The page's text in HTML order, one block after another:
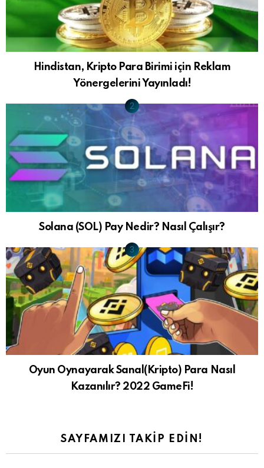
Hindistan, Kripto Para Birimi için Reklam
Yönergelerini Yayınladı!
Solana (SOL) Pay Nedir? Nasıl Çalışır?
Oyun Oynayarak Sanal(Kripto) Para Nasıl
Kazanılır? 2022 GameFi!
SAYFAMIZI TAKIP EDIN!